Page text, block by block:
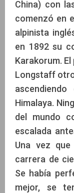
China) con
comenzó en
alpinista
en 1892 su
Karakorum.
Longstaff
Himalaya.
del mundo
escalada
Una vez
carrera de
Se había
mejor, se